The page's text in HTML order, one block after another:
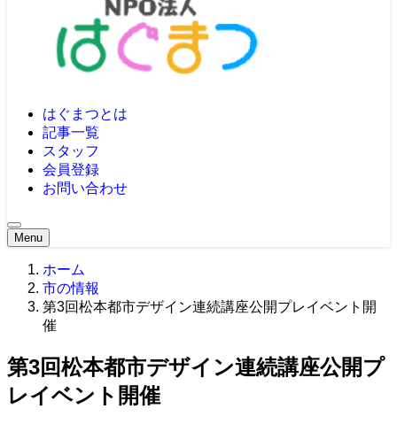
はぐまつとは
記事一覧
スタッフ
会員登録
お問い合わせ
Menu
ホーム
市の情報
第3回松本都市デザイン連続講座公開プレイベント開
催
第3回松本都市デザイン連続講座公開プ
レイベント開催